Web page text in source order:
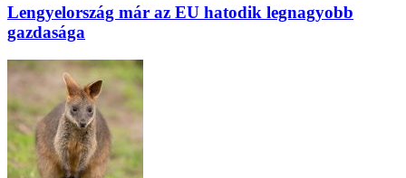
Lengyelország már az EU hatodik legnagyobb
gazdasága